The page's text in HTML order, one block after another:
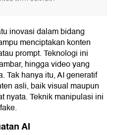
inovasi dalam bidang
menciptakan konten
prompt. Teknologi ini
hingga video yang
Tak hanya itu, AI generatif
asli, baik visual maupun
nyata. Teknik manipulasi ini
AI